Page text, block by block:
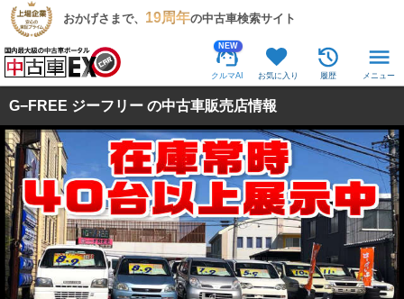
おかげさまで、 19周年の中古車検索サイト
NEW
クルマAI お気に入り 履歴 メニュー
G−FREE ジーフリー の中古車販売店情報